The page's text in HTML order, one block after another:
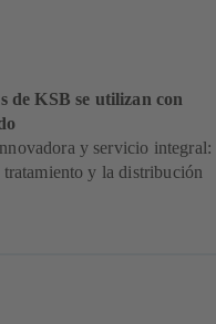
de KSB se utilizan con
y servicio integral:
y la distribución